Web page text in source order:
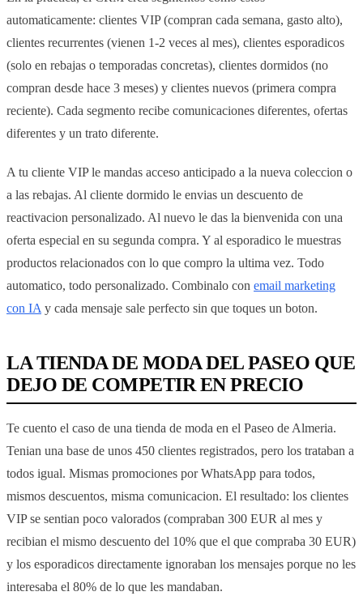
automaticamente: clientes VIP (compran cada semana, gasto alto),
clientes recurrentes (vienen 1-2 veces al mes), clientes esporadicos
(solo en rebajas o temporadas concretas), clientes dormidos (no
compran desde hace 3 meses) y clientes nuevos (primera compra
reciente). Cada segmento recibe comunicaciones diferentes, ofertas
diferentes y un trato diferente.
A tu cliente VIP le mandas acceso anticipado a la nueva coleccion o
a las rebajas. Al cliente dormido le envias un descuento de
reactivacion personalizado. Al nuevo le das la bienvenida con una
oferta especial en su segunda compra. Y al esporadico le muestras
productos relacionados con lo que compro la ultima vez. Todo
automatico, todo personalizado. Combinalo con email marketing
con IA y cada mensaje sale perfecto sin que toques un boton.
LA TIENDA DE MODA DEL PASEO QUE
DEJO DE COMPETIR EN PRECIO
Te cuento el caso de una tienda de moda en el Paseo de Almeria.
Tenian una base de unos 450 clientes registrados, pero los trataban a
todos igual. Mismas promociones por WhatsApp para todos,
mismos descuentos, misma comunicacion. El resultado: los clientes
VIP se sentian poco valorados (compraban 300 EUR al mes y
recibian el mismo descuento del 10% que el que compraba 30 EUR)
y los esporadicos directamente ignoraban los mensajes porque no les
interesaba el 80% de lo que les mandaban.